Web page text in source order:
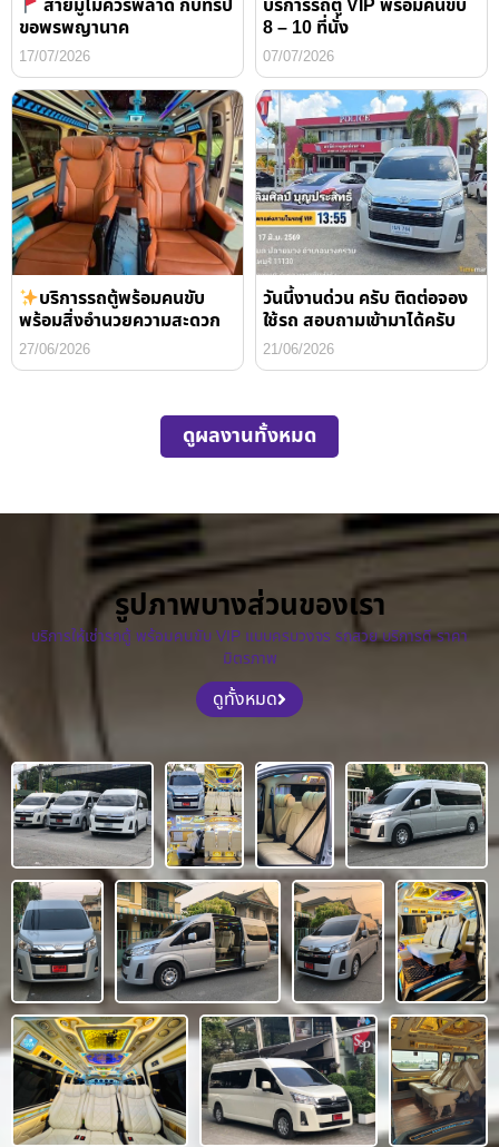
สายมูไม่ควรพลาด กับทริป
ขอพรพญานาค
17/07/2026
บริการรถตู้ VIP พร้อมคนขับ
8 – 10 ที่นั่ง
07/07/2026
บริการรถตู้พร้อมคนขับ
พร้อมสิ่งอำนวยความสะดวก
27/06/2026
วันนี้งานด่วน ครับ ติดต่อจอง
ใช้รถ สอบถามเข้ามาได้ครับ
21/06/2026
ดูผลงานทั้งหมด
รูปภาพบางส่วนของเรา
บริการให้เช่ารถตู้ พร้อมคนขับ VIP แบบครบวงจร รถสวย บริการดี ราคา
มิตรภาพ
ดูทั้งหมด